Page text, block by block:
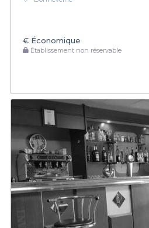
€ Économique
Établissement non réservable